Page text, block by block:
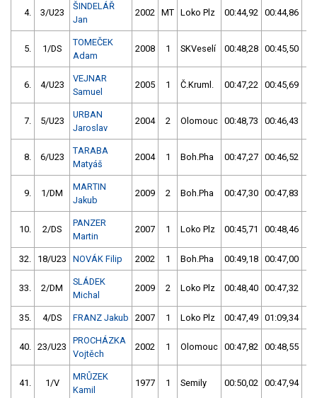
4. 3/U23
ŠINDELÁŘ
Jan
2002 MT Loko Plz 00:44,92 00:44,86
5. 1/DS
TOMEČEK
Adam
2008 1 SKVeselí 00:48,28 00:45,50
6. 4/U23
VEJNAR
Samuel
2005 1 Č.Kruml. 00:47,22 00:45,69
7. 5/U23
URBAN
Jaroslav
2004 2 Olomouc 00:48,73 00:46,43
8. 6/U23
TARABA
Matyáš
2004 1 Boh.Pha 00:47,27 00:46,52
9. 1/DM
MARTIN
Jakub
2009 2 Boh.Pha 00:47,30 00:47,83
10. 2/DS
PANZER
Martin
2007 1 Loko Plz 00:45,71 00:48,46
32. 18/U23 NOVÁK Filip 2002 1 Boh.Pha 00:49,18 00:47,00
33. 2/DM
SLÁDEK
Michal
2009 2 Loko Plz 00:48,40 00:47,32
35. 4/DS FRANZ Jakub 2007 1 Loko Plz 00:47,49 01:09,34
40. 23/U23
PROCHÁZKA
Vojtěch
2002 1 Olomouc 00:47,82 00:48,55
41. 1/V
MRŮZEK
Kamil
1977 1 Semily 00:50,02 00:47,94